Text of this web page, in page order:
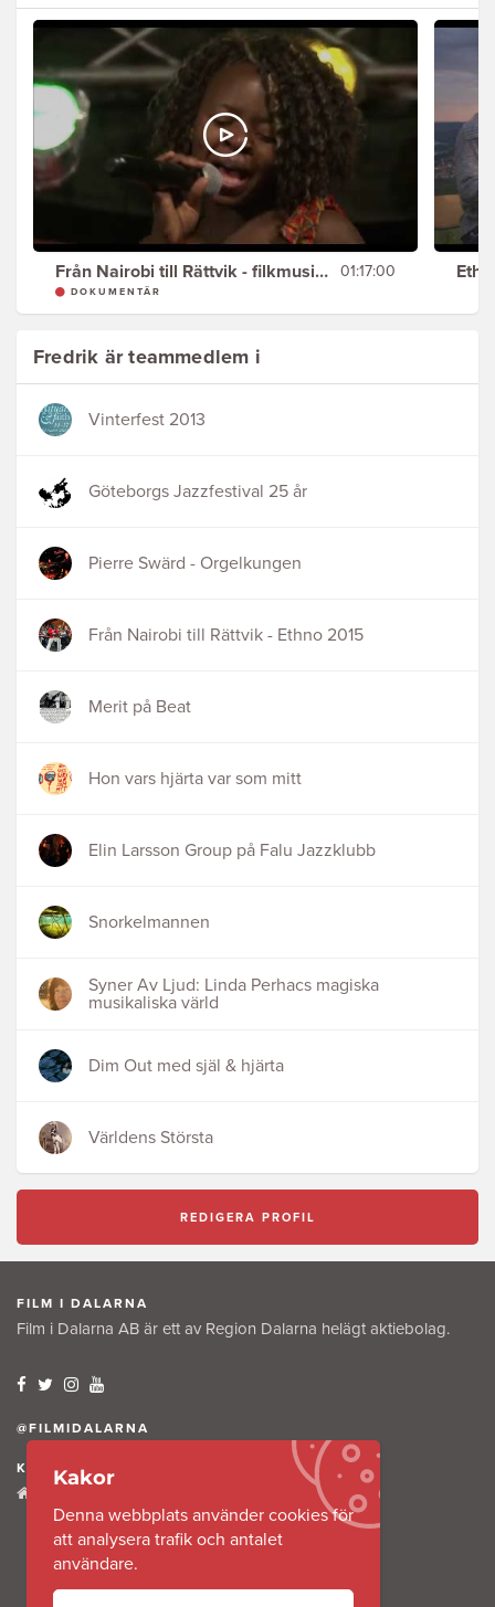
Från Nairobi till Rättvik - filkmusiklägret Ethno 01:17:00
DOKUMENTÄR
Fredrik är teammedlem i
Vinterfest 2013
Göteborgs Jazzfestival 25 år
Pierre Swärd - Orgelkungen
Från Nairobi till Rättvik - Ethno 2015
Merit på Beat
Hon vars hjärta var som mitt
Elin Larsson Group på Falu Jazzklubb
Snorkelmannen
Syner Av Ljud: Linda Perhacs magiska
musikaliska värld
Dim Out med själ & hjärta
Världens Största
REDIGERA PROFIL
FILM I DALARNA
Film i Dalarna AB är ett av Region Dalarna helägt aktiebolag.
@FILMIDALARNA
KONTAKTA OSS
791 31 Falun
Kakor
Denna webbplats använder cookies för
att analysera trafik och antalet
användare.